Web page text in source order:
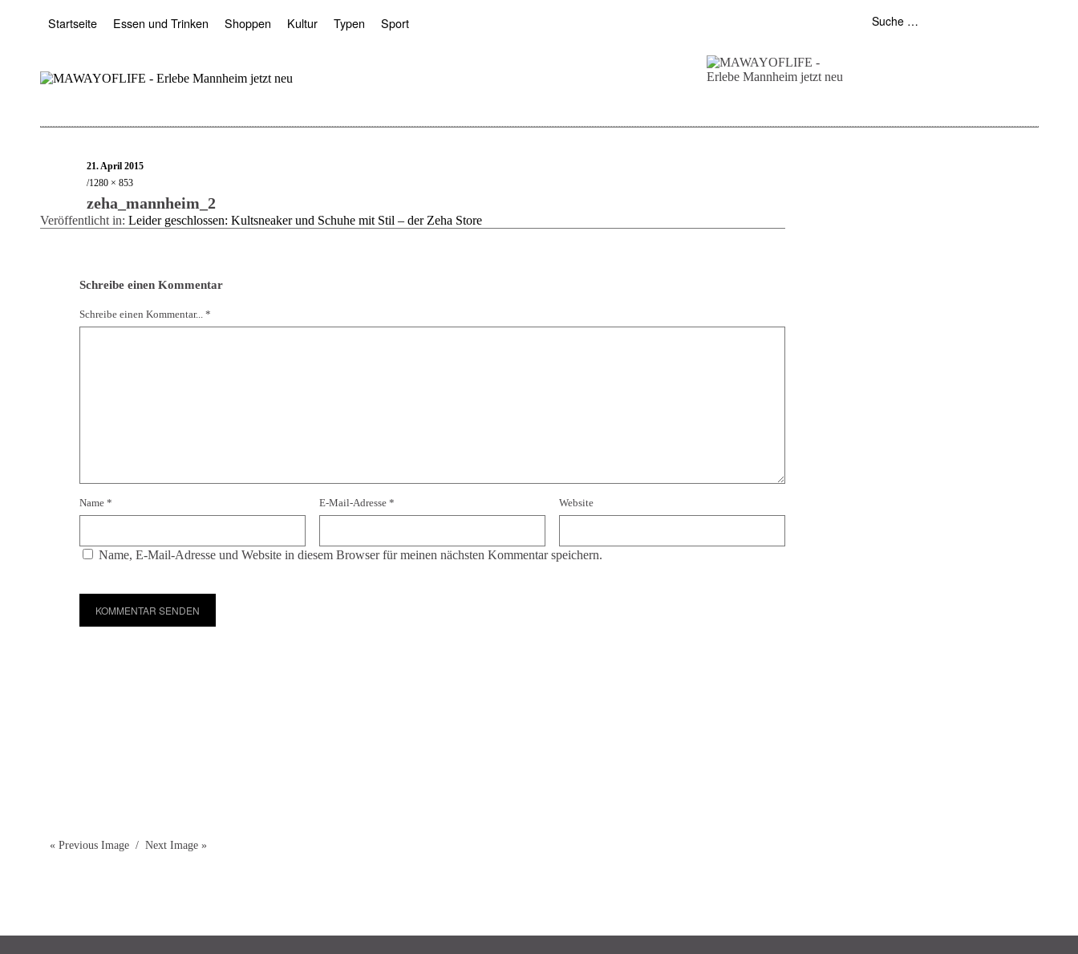
Startseite Essen und Trinken Shoppen Kultur Typen Sport
21. April 2015
1280 × 853
zeha_mannheim_2
Veröffentlicht in: Leider geschlossen: Kultsneaker und Schuhe mit Stil – der Zeha Store
Schreibe einen Kommentar
Schreibe einen Kommentar... *
Name* E-Mail-Adresse* Website
Name, E-Mail-Adresse und Website in diesem Browser für meinen nächsten Kommentar speichern.
« Previous Image Next Image »